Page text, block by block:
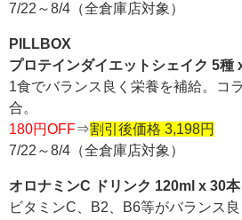
7/22～8/4（全倉庫店対象）
PILLBOX
プロテインダイエットシェイク 5種
1食でバランス良く栄養を補給。コ
合。
180円OFF⇒割引後価格 3,198円
7/22～8/4（全倉庫店対象）
オロナミンC ドリンク 120ml x 30本
ビタミンC、B2、B6等がバランス